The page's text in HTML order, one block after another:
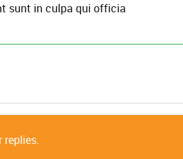
sunt in culpa qui officia
replies.